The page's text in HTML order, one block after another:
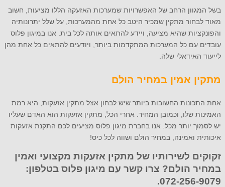
בשל המגוון הרחב של האפשרויות שמערכות האזעקה הללו מציעות, חשוב
מאוד לבחור מתקין שמכיר היטב כל אחת מהמערכות, על שלל יתרונותיה
והפונקציות שהיא מציעה, ויידע להתאים אותה לכל בית. אנו במיגון פלוס
עובדים עם כל המערכות המתקדמות ביותר, ויודעים להתאים כל אחת מהן
לייעוד האידאלי שלה.
מתקין אמין במחיר הולם
אחת התכונות החשובות ביותר שיש לבחון אצל מתקין אזעקות, היא רמת
האמינות שלו, וכמובן המחיר. אחרי הכל, מתקין אזעקות הוא האדם שעליו
יש לסמוך יותר מכל. אנו בחברת מיגון פלוס מציעים לכם התקנת אזעקות
איכותית ואמינה, במחיר הולם ושווה לכל כיס!
זקוקים לשירותיו של מתקין אזעקות מקצועי ואמין
במחיר הולם? צרו קשר עם מיגון פלוס בטלפון:
072-256-9079.